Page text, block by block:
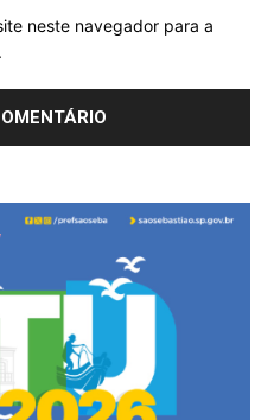
neste navegador para a